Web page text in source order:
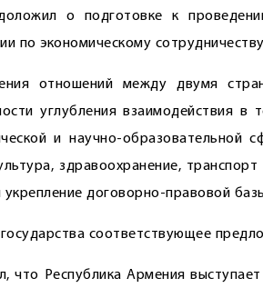
о подготовке к
по экономическому
отношений между двумя
­углубления взаимодействия в
и научно-образовательной
здравоохранение, транспорт
договорно-правовой
соответствующее
что Республика Армения выступает